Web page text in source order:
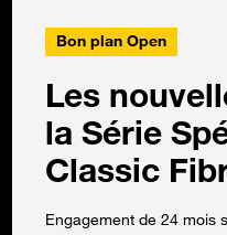
Bon plan Open
Les
la Série
Classic
Engagement de 24 mois